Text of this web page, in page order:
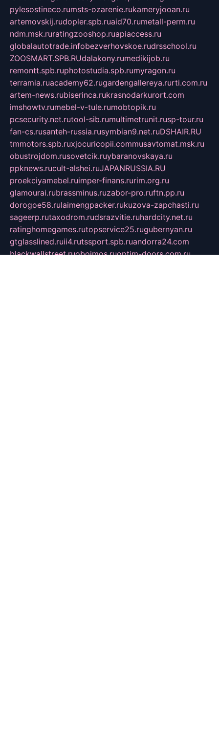
pylesostineco.rumsts-ozarenie.rukameryjooan.ru
artemovskij.rudopler.spb.ruaid70.rumetall-perm.ru
ndm.msk.ruratingzooshop.ruapiaccess.ru
globalautotrade.infobezverhovskoe.rudrsschool.ru
ZOOSMART.SPB.RUdalakony.rumedikijob.ru
remontt.spb.ruphotostudia.spb.rumyragon.ru
terramia.ruacademy62.rugardengallereya.rurti.com.ru
artem-news.rubiserinca.rukrasnodarkurort.com
imshowtv.rumebel-v-tule.rumobtopik.ru
pcsecurity.net.rutool-sib.rumultimetrunit.rusp-tour.ru
fan-cs.rusanteh-russia.rusymbian9.net.ruDSHAIR.RU
tmmotors.spb.ruxjocuricopii.commusavtomat.msk.ru
obustrojdom.rusovetcik.ruybaranovskaya.ru
ppknews.rucult-alshei.ruJAPANRUSSIA.RU
proekciyamebel.ruimper-finans.rurim.org.ru
glamourai.rubrassminus.ruzabor-pro.ruftn.pp.ru
dorogoe58.rulaimengpacker.rukuzova-zapchasti.ru
sageerp.rutaxodrom.rudsrazvitie.ruhardcity.net.ru
ratinghomegames.rutopservice25.rugubernyan.ru
gtglasslined.ruii4.rutssport.spb.ruandorra24.com
blackwallstreet.ruoboimos.ruoptim-doors.com.ru